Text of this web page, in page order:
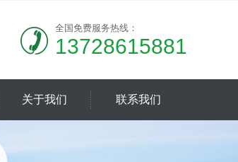
全国免费服务热线：
13728615881
关于我们 联系我们